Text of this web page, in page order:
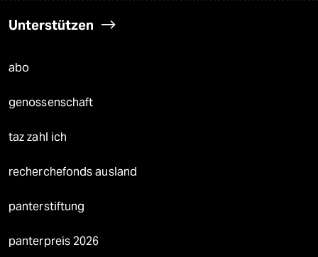
Unterstützen
abo
genossenschaft
taz zahl ich
recherchefonds ausland
panterstiftung
panterpreis 2026